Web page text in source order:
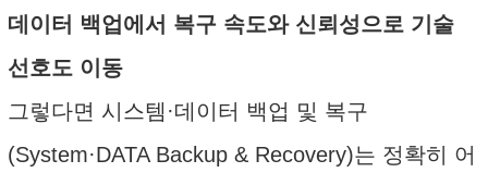
데이터 백업에서 복구 속도와 신뢰성으로 기술
선호도 이동
그렇다면 시스템·데이터 백업 및 복구
(System·DATA Backup & Recovery)는 정확히 어